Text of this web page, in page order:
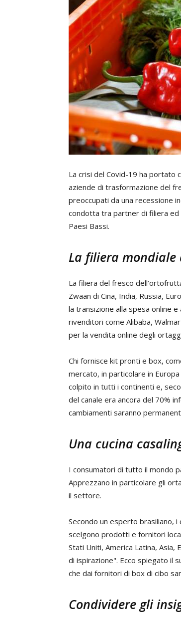
La crisi del Covid-19 ha portato
aziende di trasformazione del
preoccupati da una recessione
condotta tra partner di filiera
Paesi Bassi.
La filiera
La filiera del fresco
Zwaan di Cina, India, Russia,
la transizione alla spesa online
rivenditori come Alibaba,
per la vendita online degli
Chi fornisce kit pronti e box,
mercato, in particolare in
colpito in tutti i continenti e,
del canale era ancora del 70%
cambiamenti saranno
Una cucina
I consumatori di tutto il mondo
Apprezzano in particolare gli
il settore.
Secondo un esperto brasiliano,
scelgono prodotti e fornitori
Stati Uniti, America Latina, Asia,
di ispirazione". Ecco spiegato il
che dai fornitori di box di cibo
Condividere gli